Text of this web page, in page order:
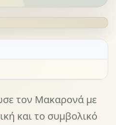
τον Μακαρονά με
και το συμβολικό